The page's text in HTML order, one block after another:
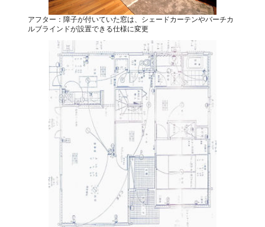
アフター：障子が付いていた窓は、シェードカーテンやバーチカ
ルブラインドが設置できる仕様に変更